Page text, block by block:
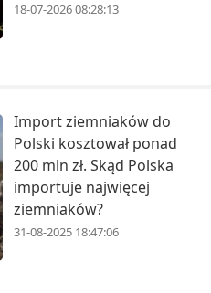
18-07-2026 08:28:13
Import ziemniaków do
Polski kosztował ponad
200 mln zł. Skąd Polska
importuje najwięcej
ziemniaków?
31-08-2025 18:47:06